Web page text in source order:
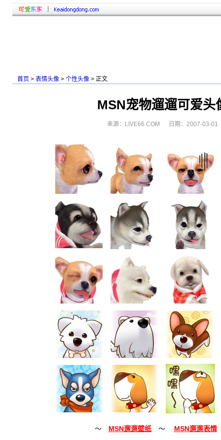
首页 > 表情头像 > 个性头像 > 正文
MSN宠物遛遛可爱头
来源：LIVE66.COM 日期：2007-03-01
～ MSN遛遛壁纸～ MSN遛遛表情